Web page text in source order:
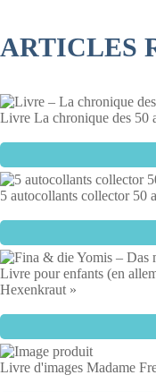
ARTICLES
Livre La chronique des 50
5 autocollants collector 50
Livre pour enfants (en
Hexenkraut »
Livre d'images Madame